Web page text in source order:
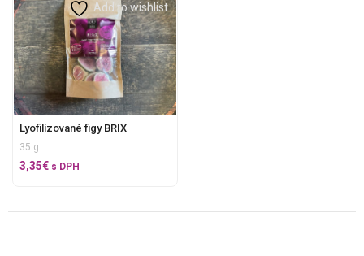
Add to wishlist
Lyofilizované figy BRIX
35 g
3,35€ s DPH